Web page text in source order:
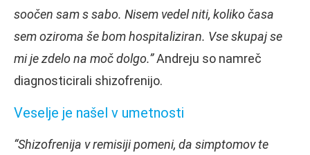
soočen sam s sabo. Nisem vedel niti, koliko časa
sem oziroma še bom hospitaliziran. Vse skupaj se
mi je zdelo na moč dolgo.”Andreju so namreč
diagnosticirali shizofrenijo.
Veselje je našel v umetnosti
“Shizofrenija v remisiji pomeni, da simptomov te